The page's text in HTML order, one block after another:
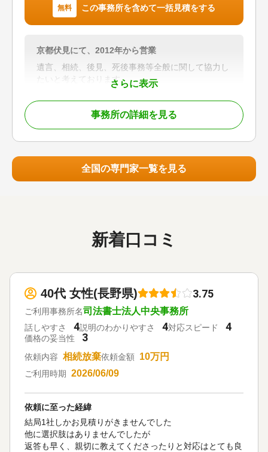
対応地域
応可能。
対応業務
遺言書 / 遺産分割 / 相続税申告 / 相続手続き / 銀行
電話相談可 / 訪問可 / 女性スタッフ対応可 / 土日相
談可 / 18時以降相談可 / オンライン面談可 / 事務所
面談可
無料 この事務所を含めて一括見積をする
さらに表示
京都伏見にて、2012年から営業
遺言、相続、後見、死後事務等全般に関して協力し
たいと考えております。
まずは電話で、現状とこれからのご意向を聞かせて
ください、それから面談によりすすめましょう。
対応地域
手続き / 銀行手続き / 戸籍収集 / 相続人調査
事務所の詳細を見る
全国の専門家一覧を見る
新着口コミ
40代 女性(長野県) 3.75
ご利用事務所名司法書士法人中央事務所
話しやすさ 4説明のわかりやすさ 4対応スピード 4
価格の妥当性 3
依頼内容 相続放棄依頼金額 10万円
ご利用時期 2026/06/09
依頼に至った経緯
結局1社しかお見積りがきませんでした
他に選択肢はありませんでしたが
返答も早く、親切に教えてくださったりと対応はとても良